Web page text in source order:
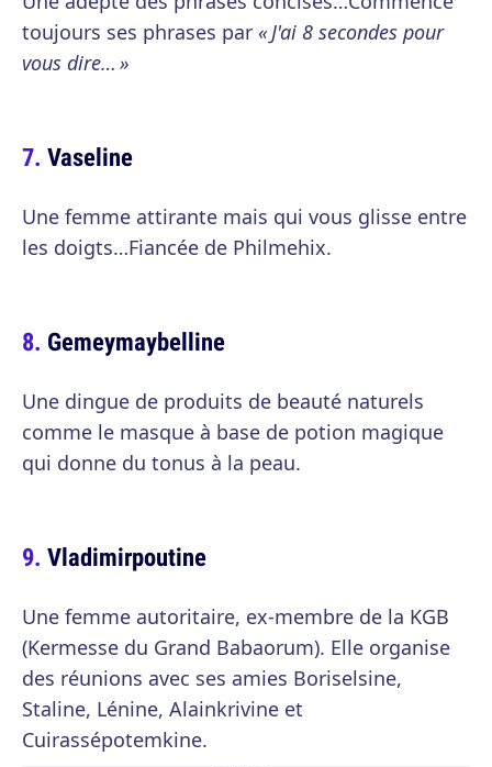
toujours ses phrases par « J'ai 8 secondes pour
vous dire… »
Vaseline
Une femme attirante mais qui vous glisse entre
les doigts…Fiancée de Philmehix.
Gemeymaybelline
Une dingue de produits de beauté naturels
comme le masque à base de potion magique
qui donne du tonus à la peau.
Vladimirpoutine
Une femme autoritaire, ex-membre de la KGB
(Kermesse du Grand Babaorum). Elle organise
des réunions avec ses amies Boriselsine,
Staline, Lénine, Alainkrivine et
Cuirassépotemkine.